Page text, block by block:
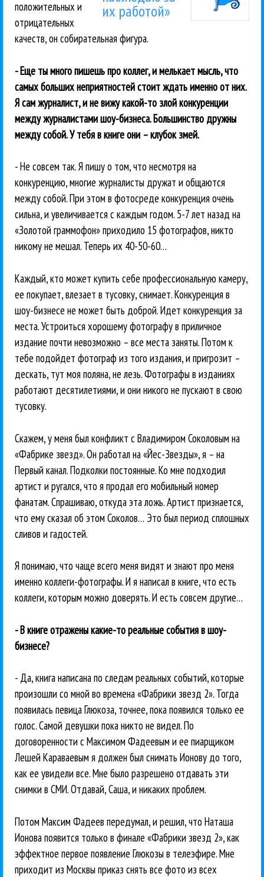
их работой»
положительных и
отрицательных
качеств, он собирательная фигура.
- Еще ты много пишешь про коллег, и мелькает мысль, что
самых больших неприятностей стоит ждать именно от них.
Я сам журналист, и не вижу какой-то злой конкуренции
между журналистами шоу-бизнеса. Большинство дружны
между собой. У тебя в книге они – клубок змей.
- Не совсем так. Я пишу о том, что несмотря на
конкуренцию, многие журналисты дружат и общаются
между собой. При этом в фотосреде конкуренция очень
сильна, и увеличивается с каждым годом. 5-7 лет назад на
«Золотой граммофон» приходило 15 фотографов, никто
никому не мешал. Теперь их 40-50-60…
Каждый, кто может купить себе профессиональную камеру,
ее покупает, влезает в тусовку, снимает. Конкуренция в
шоу-бизнесе не может быть доброй. Идет конкуренция за
места. Устроиться хорошему фотографу в приличное
издание почти невозможно – все места заняты. Потом к
тебе подойдет фотограф из того издания, и пригрозит –
дескать, тут моя поляна, не лезь. Фотографы в изданиях
работают десятилетиями, и они никого не пускают в свою
тусовку.
Скажем, у меня был конфликт с Владимиром Соколовым на
«Фабрике звезд». Он работал на «Йес-Звезды», я – на
Первый канал. Подколки постоянные. Ко мне подходил
артист и ругался, что я продал его мобильный номер
фанатам. Спрашиваю, откуда эта ложь. Артист признается,
что ему сказал об этом Соколов… Это был период сплошных
сливов и гадостей.
Я понимаю, что чаще всего меня видят и знают про меня
именно коллеги-фотографы. И я написал в книге, что есть
коллеги, которым можно доверять. И есть совсем другие…
- В книге отражены какие-то реальные события в шоу-
бизнесе?
- Да, книга написана по следам реальных событий, которые
произошли со мной во времена «Фабрики звезд 2». Тогда
появилась певица Глюкоза, точнее, пока появился только ее
голос. Самой девушки пока никто не видел. По
договоренности с Максимом Фадеевым и ее пиарщиком
Лешей Караваевым я должен был снимать Ионову до того,
как ее увидели все. Мне было разрешено отдавать эти
снимки в СМИ. Отдавай, Саша, и никаких проблем.
Потом Максим Фадеев передумал, и решил, что Наташа
Ионова появится только в финале «Фабрики звезд 2», как
эффектное первое появление Глюкозы в телеэфире. Мне
приходит из Москвы приказ снять все фото из всех